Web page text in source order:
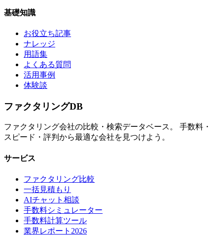
基礎知識
お役立ち記事
ナレッジ
用語集
よくある質問
活用事例
体験談
ファクタリングDB
ファクタリング会社の比較・検索データベース。 手数料・
スピード・評判から最適な会社を見つけよう。
サービス
ファクタリング比較
一括見積もり
AIチャット相談
手数料シミュレーター
手数料計算ツール
業界レポート2026